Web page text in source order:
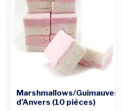
Marshmallows/Guimauves
d’Anvers (10 pièces)